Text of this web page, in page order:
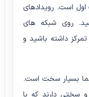
است. رویدادهای
روی شبکه های
داشته باشید و
شما بسیار سخت است.